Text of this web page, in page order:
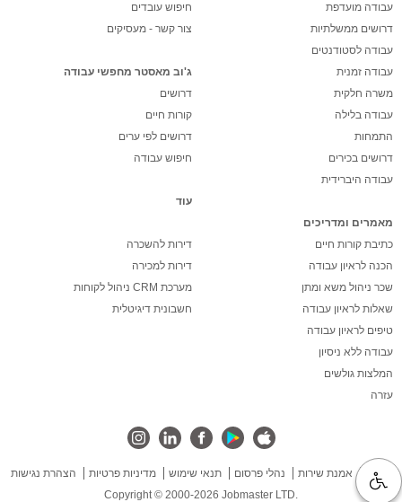
עבודה מועדפת
דרושים ממשלתיות
עבודה לסטודנטים
עבודה זמנית
משרה חלקית
עבודה בלילה
התמחות
דרושים בכירים
עבודה היברידית
מאמרים ומדריכים
כתיבת קורות חיים
הכנה לראיון עבודה
שכר ניהול משא ומתן
שאלות לראיון עבודה
טיפים לראיון עבודה
עבודה ללא ניסיון
המלצות גולשים
עזרה
חיפוש עובדים
צור קשר - מעסיקים
ג'וב מאסטר מחפשי עבודה
דרושים
קורות חיים
דרושים לפי ערים
חיפוש עבודה
עוד
דירות להשכרה
דירות למכירה
מערכת CRM ניהול לקוחות
חשבונית דיגיטלית
אודות אמנת שירות נהלי פרסום תנאי שימוש מדיניות פרטיות
הצהרת נגישות
Copyright © 2000-2026 Jobmaster LTD.